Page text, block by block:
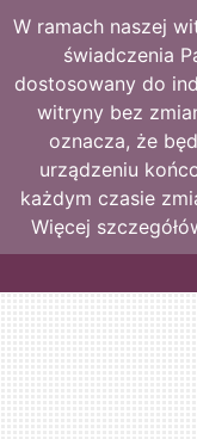
W ramach naszej
świadczenia
dostosowany do
witryny bez
oznacza, że
urządzeniu
każdym czasie
Więcej